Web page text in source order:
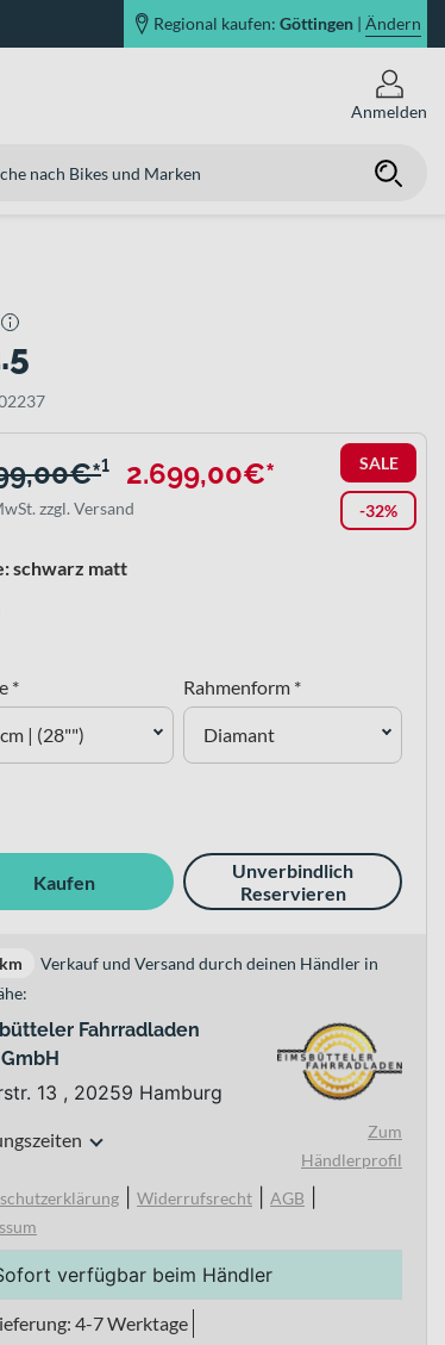
Regional kaufen: Göttingen | Ändern
Anmelden
SALE
-32%
¹ 2.699,00€*
zzgl. Versand
schwarz matt
*
| (28"")
Rahmenform *
Diamant
Kaufen
Unverbindlich
Reservieren
Verkauf und Versand durch deinen Händler in
Fahrradladen
13 , 20259 Hamburg
Zum
Händlerprofil
Widerrufsrecht AGB
verfügbar beim Händler
4-7 Werktage